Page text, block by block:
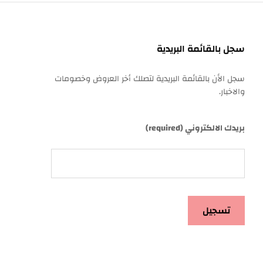
سجل بالقائمة البريدية
سجل الأن بالقائمة البريدية لتصلك أخر العروض وخصومات
والاخبار.
بريدك الالكتروني (required)